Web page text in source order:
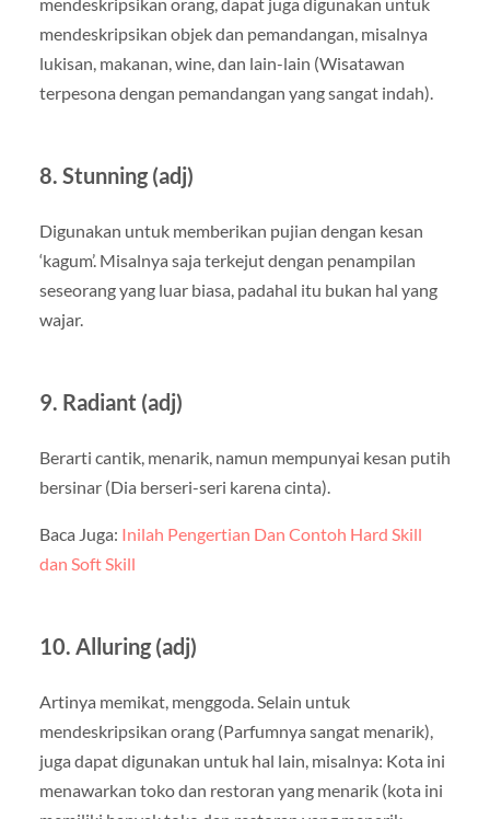
mendeskripsikan objek dan pemandangan, misalnya
lukisan, makanan, wine, dan lain-lain (Wisatawan
terpesona dengan pemandangan yang sangat indah).
8. Stunning (adj)
Digunakan untuk memberikan pujian dengan kesan
‘kagum’. Misalnya saja terkejut dengan penampilan
seseorang yang luar biasa, padahal itu bukan hal yang
wajar.
9. Radiant (adj)
Berarti cantik, menarik, namun mempunyai kesan putih
bersinar (Dia berseri-seri karena cinta).
Baca Juga: Inilah Pengertian Dan Contoh Hard Skill
dan Soft Skill
10. Alluring (adj)
Artinya memikat, menggoda. Selain untuk
mendeskripsikan orang (Parfumnya sangat menarik),
juga dapat digunakan untuk hal lain, misalnya: Kota ini
menawarkan toko dan restoran yang menarik (kota ini